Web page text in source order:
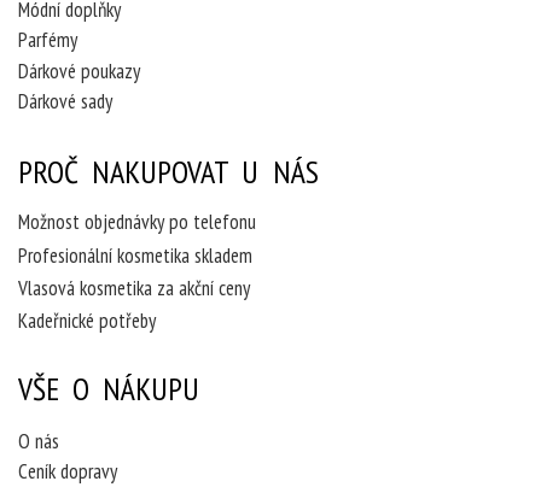
Módní doplňky
Parfémy
Dárkové poukazy
Dárkové sady
PROČ NAKUPOVAT U NÁS
Možnost objednávky po telefonu
Profesionální kosmetika skladem
Vlasová kosmetika za akční ceny
Kadeřnické potřeby
VŠE O NÁKUPU
O nás
Ceník dopravy